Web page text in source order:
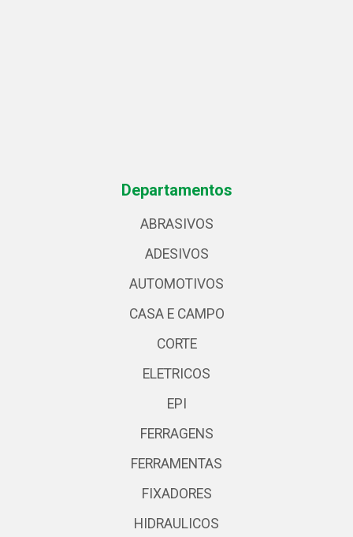
Departamentos
ABRASIVOS
ADESIVOS
AUTOMOTIVOS
CASA E CAMPO
CORTE
ELETRICOS
EPI
FERRAGENS
FERRAMENTAS
FIXADORES
HIDRAULICOS